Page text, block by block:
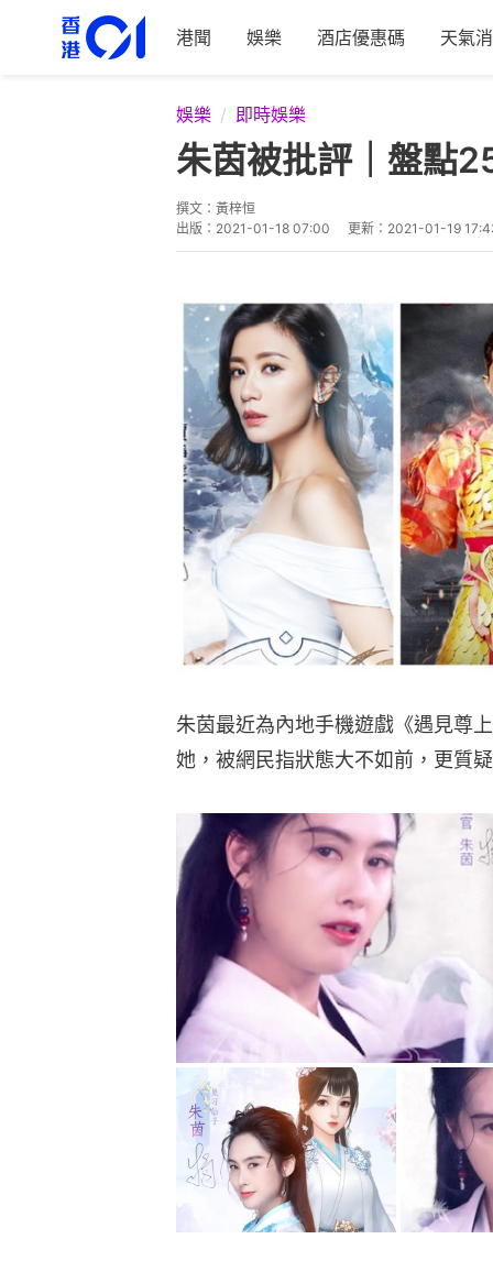
港聞 娛樂 酒店優惠碼 天氣
娛樂 即時娛樂
朱茵被批評｜盤點
撰文： 黃梓恒
出版： 2021-01-18 07:00 更新： 2021-01-19
朱茵最近為內地手機遊戲《遇見尊
她，被網民指狀態大不如前，更質